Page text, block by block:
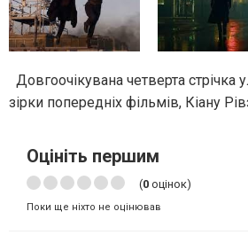
Довгоочікувана четверта
зірки попередніх фільмів, Кіану
Оцініть першим
(0 оцінок)
Поки ще ніхто не оцінював